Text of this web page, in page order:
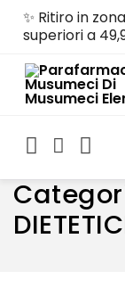
Skip✨ Ritiro in
superiori a